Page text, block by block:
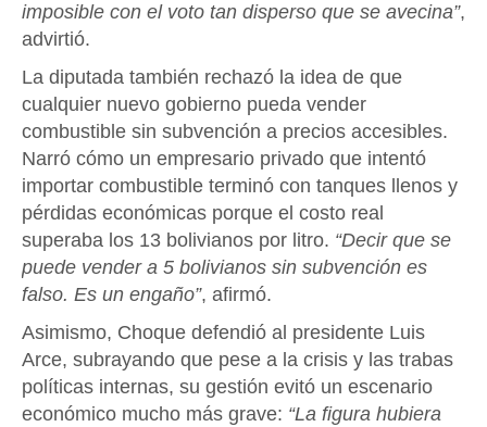
imposible con el voto tan disperso que se avecina”,
advirtió.
La diputada también rechazó la idea de que
cualquier nuevo gobierno pueda vender
combustible sin subvención a precios accesibles.
Narró cómo un empresario privado que intentó
importar combustible terminó con tanques llenos y
pérdidas económicas porque el costo real
superaba los 13 bolivianos por litro. “Decir que se
puede vender a 5 bolivianos sin subvención es
falso. Es un engaño”, afirmó.
Asimismo, Choque defendió al presidente Luis
Arce, subrayando que pese a la crisis y las trabas
políticas internas, su gestión evitó un escenario
económico mucho más grave: “La figura hubiera